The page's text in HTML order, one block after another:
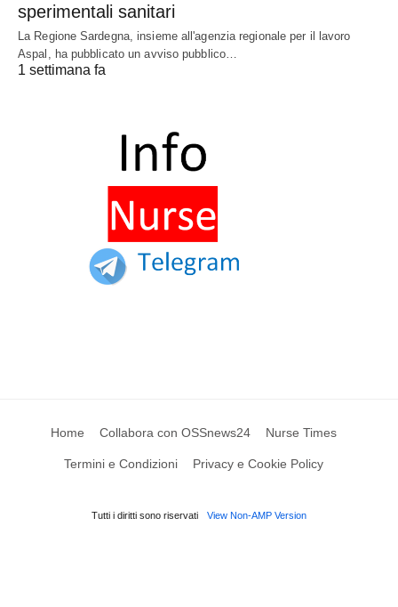
sperimentali sanitari
La Regione Sardegna, insieme all'agenzia regionale per il lavoro
Aspal, ha pubblicato un avviso pubblico…
1 settimana fa
Home Collabora con OSSnews24 Nurse Times
Termini e Condizioni Privacy e Cookie Policy
Tutti i diritti sono riservati View Non-AMP Version